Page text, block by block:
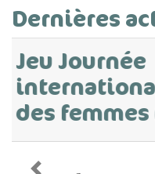
Dernières
Parcours